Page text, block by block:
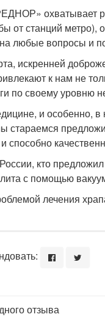
от станций
на любые вопросы и
искренней
к нам не
по своему уровню
и особенно,
стараемся
способно
кто
с помощью
лечения
отзыва